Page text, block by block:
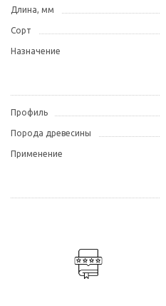
Длина, мм
Сорт
Назначение
Профиль
Порода древесины
Применение